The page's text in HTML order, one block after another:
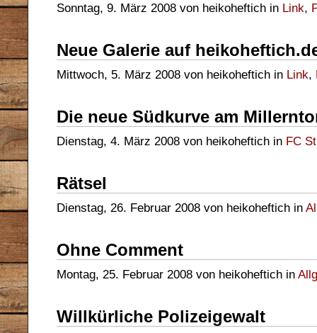
Sonntag, 9. März 2008 von heikoheftich in Link,
Neue Galerie auf
Mittwoch, 5. März 2008 von heikoheftich in Link,
Die neue Südkurve am
Dienstag, 4. März 2008 von heikoheftich in FC
Rätsel
Dienstag, 26. Februar 2008 von heikoheftich in
Ohne Comment
Montag, 25. Februar 2008 von heikoheftich in
Willkürliche Polizeigewalt